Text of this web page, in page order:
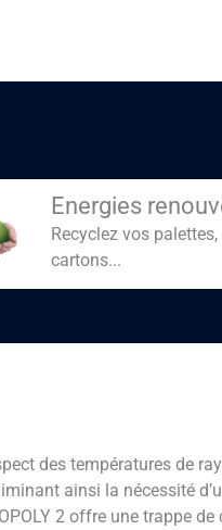
Energies
Recyclez vos
cartons...
des températures de
ainsi la nécessité
2 offre une trappe